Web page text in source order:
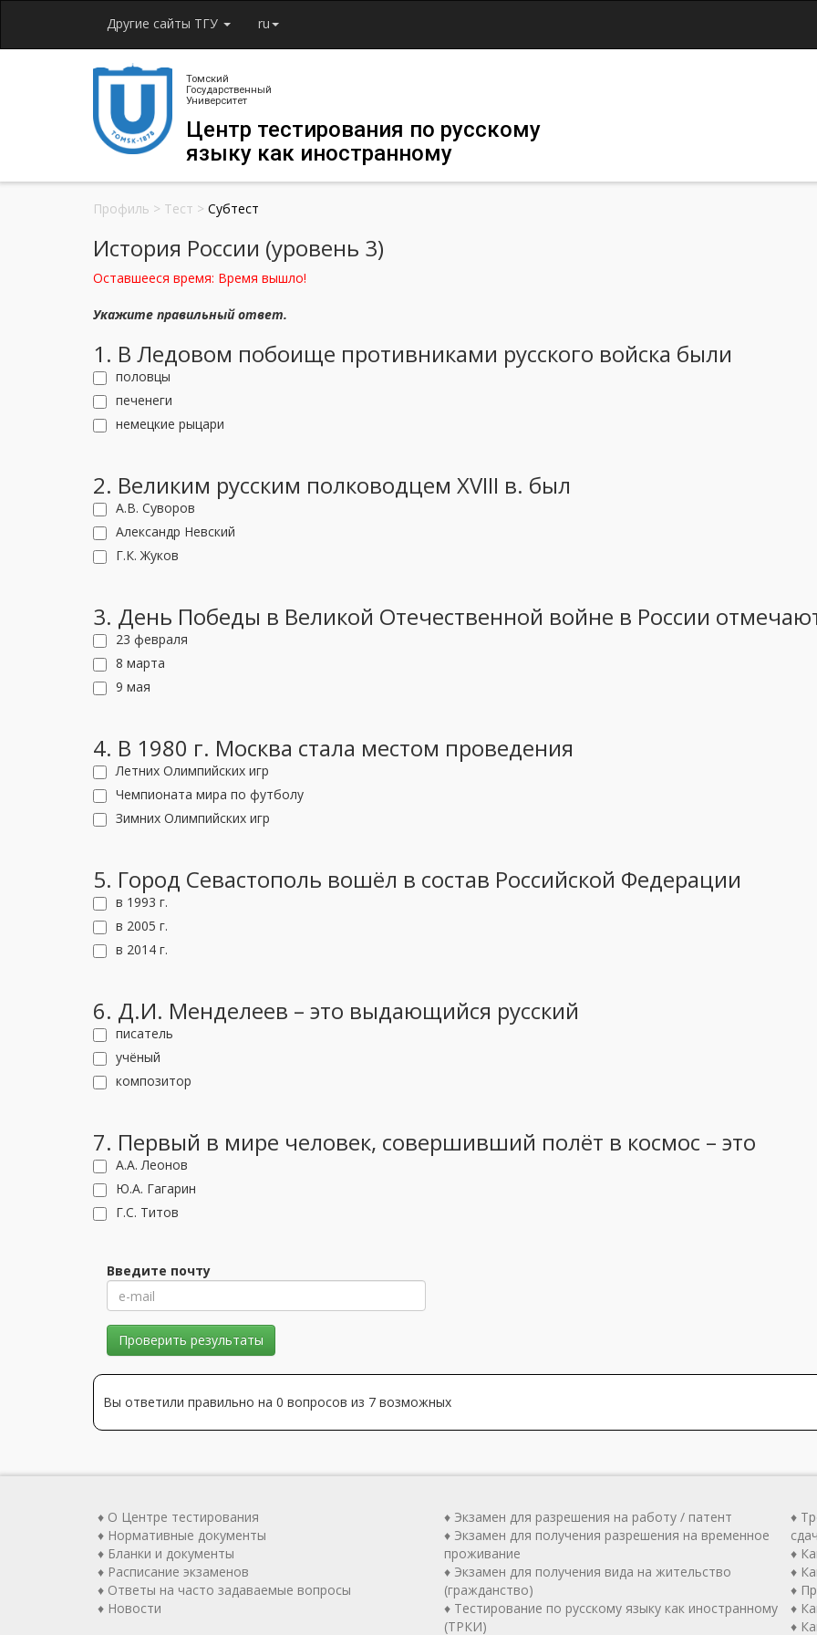
Другие сайты ТГУ ru
Томский
Государственный
Университет
Центр тестирования по русскому
языку как иностранному
Профиль > Тест > Субтест
История России (уровень 3)
Оставшееся время: Время вышло!
Укажите правильный ответ.
1. В Ледовом побоище противниками русского войска были
половцы
печенеги
немецкие рыцари
2. Великим русским полководцем ХVIII в. был
А.В. Суворов
Александр Невский
Г.К. Жуков
3. День Победы в Великой Отечественной войне в России
23 февраля
8 марта
9 мая
4. В 1980 г. Москва стала местом проведения
Летних Олимпийских игр
Чемпионата мира по футболу
Зимних Олимпийских игр
5. Город Севастополь вошёл в состав Российской Федерации
в 1993 г.
в 2005 г.
в 2014 г.
6. Д.И. Менделеев – это выдающийся русский
писатель
учёный
композитор
7. Первый в мире человек, совершивший полёт в космос – это
А.А. Леонов
Ю.А. Гагарин
Г.С. Титов
Введите почту
Проверить результаты
Вы ответили правильно на 0 вопросов из 7 возможных
♦ О Центре тестирования
♦ Нормативные документы
♦ Бланки и документы
♦ Расписание экзаменов
♦ Ответы на часто задаваемые вопросы
♦ Новости
♦ Экзамен для разрешения на работу / патент
♦ Экзамен для получения разрешения на временное
проживание
♦ Экзамен для получения вида на жительство
(гражданство)
♦ Тестирование по русскому языку как иностранному
(ТРКИ)
♦
♦
♦
♦
♦
♦